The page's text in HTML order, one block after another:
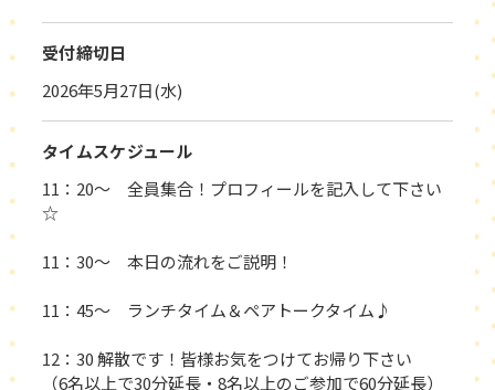
受付締切日
2026年5月27日(水)
タイムスケジュール
11：20～ 全員集合！プロフィールを記入して下さい
☆
11：30～ 本日の流れをご説明！
11：45～ ランチタイム＆ペアトークタイム♪
12：30 解散です！皆様お気をつけてお帰り下さい
（6名以上で30分延長・8名以上のご参加で60分延長）